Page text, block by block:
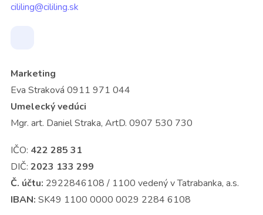
cililing@cililing.sk
Marketing
Eva Straková 0911 971 044
Umelecký vedúci
Mgr. art. Daniel Straka, ArtD. 0907 530 730
IČO: 422 285 31
DIČ: 2023 133 299
Č. účtu: 2922846108 / 1100 vedený v Tatrabanka, a.s.
IBAN: SK49 1100 0000 0029 2284 6108